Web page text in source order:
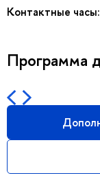
Контактные часы:
Программа